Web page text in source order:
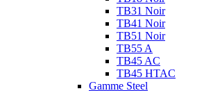
TB31 Noir
TB41 Noir
TB51 Noir
TB55 A
TB45 AC
TB45 HTAC
Gamme Steel